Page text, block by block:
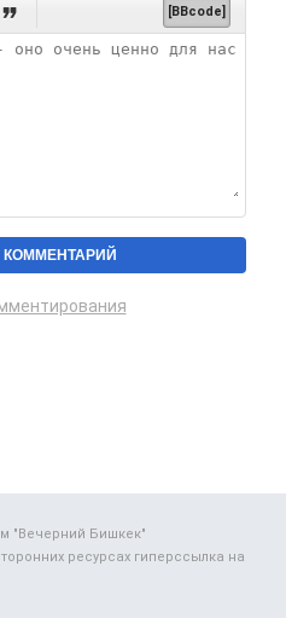
 [BBcode]
"Вечерний Бишкек"
ресурсах гиперссылка на